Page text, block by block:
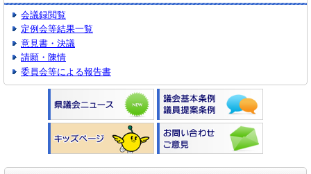
会議録閲覧
定例会等結果一覧
意見書・決議
請願・陳情
委員会等による報告書